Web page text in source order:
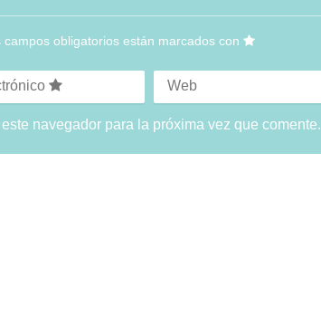
campos obligatorios están marcados con
Web
navegador para la próxima vez que comente.